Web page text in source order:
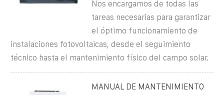
Nos encargamos de todas las
tareas necesarias para garantizar
el óptimo funcionamiento de
instalaciones fotovoltaicas, desde el seguimiento
técnico hasta el mantenimiento físico del campo solar.
MANUAL DE MANTENIMIENTO